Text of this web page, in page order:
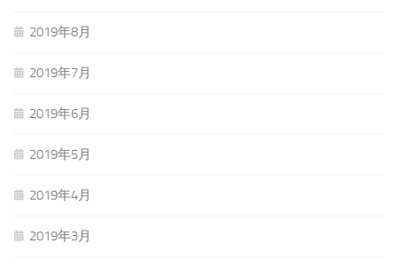
2019年8月
2019年7月
2019年6月
2019年5月
2019年4月
2019年3月